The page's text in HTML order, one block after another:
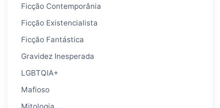
Ficção Contemporânia
Ficção Existencialista
Ficção Fantástica
Gravidez Inesperada
LGBTQIA+
Mafioso